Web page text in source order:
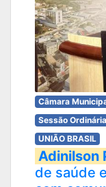
Câmara
Sessão Ordinária
UNIÃO BRASIL
Adinilson
de saúde